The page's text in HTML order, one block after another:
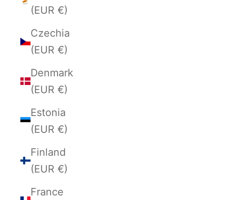
(EUR €)
Czechia
(EUR €)
Denmark
(EUR €)
Estonia
(EUR €)
Finland
(EUR €)
France